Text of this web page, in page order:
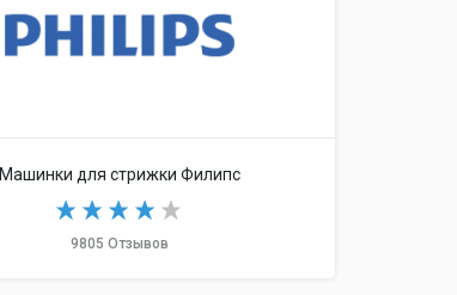
Машинки для стрижки Филипс
9805 Отзывов